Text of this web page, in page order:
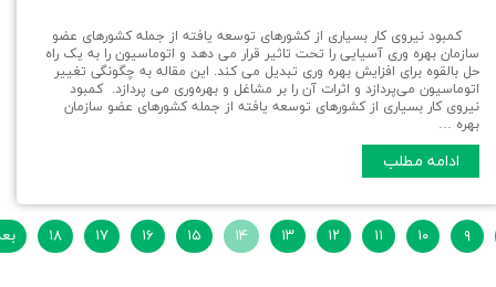
کمبود نیروی کار بسیاری از کشورهای توسعه یافته از جمله کشورهای عضو
سازمان بهره وری آسیایی را تحت تاثیر قرار می دهد و اتوماسیون را به یک راه
حل بالقوه برای افزایش بهره وری تبدیل می کند. این مقاله به چگونگی تغییر
اتوماسیون می‌پردازد و اثرات آن را بر مشاغل و بهره‌وری می پردازد. کمبود
نیروی کار بسیاری از کشورهای توسعه یافته از جمله کشورهای عضو سازمان
بهره …
ادامه مطلب
۹ ۱۰ ۱۱ ۱۲ ۱۳ ۱۴ ۱۵ ۱۶ ۱۷ ۱۸